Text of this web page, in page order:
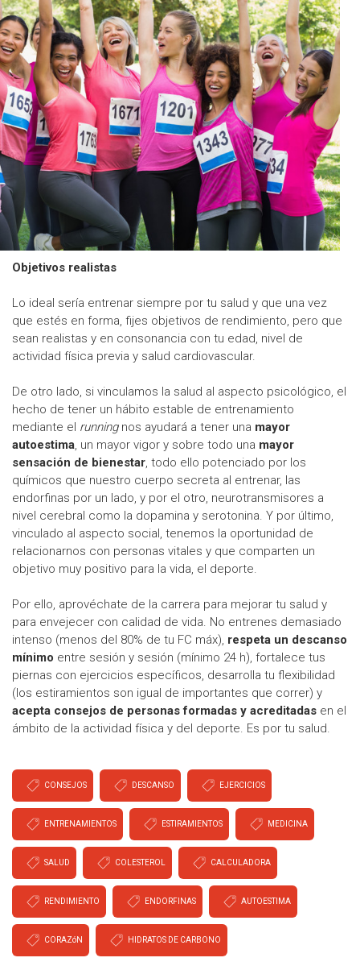
Objetivos realistas
Lo ideal sería entrenar siempre por tu salud y que una vez
que estés en forma, fijes objetivos de rendimiento, pero que
sean realistas y en consonancia con tu edad, nivel de
actividad física previa y salud cardiovascular.
De otro lado, si vinculamos la salud al aspecto psicológico, el
hecho de tener un hábito estable de entrenamiento
mediante el runningnos ayudará a tener una mayor
autoestima, un mayor vigor y sobre todo una mayor
sensación de bienestar, todo ello potenciado por los
químicos que nuestro cuerpo secreta al entrenar, las
endorfinas por un lado, y por el otro, neurotransmisores a
nivel cerebral como la dopamina y serotonina. Y por último,
vinculado al aspecto social, tenemos la oportunidad de
relacionarnos con personas vitales y que comparten un
objetivo muy positivo para la vida, el deporte.
Por ello, aprovéchate de la carrera para mejorar tu salud y
para envejecer con calidad de vida. No entrenes demasiado
intenso (menos del 80% de tu FC máx), respeta un descanso
mínimo entre sesión y sesión (mínimo 24 h), fortalece tus
piernas con ejercicios específicos, desarrolla tu flexibilidad
(los estiramientos son igual de importantes que correr) y
acepta consejos de personas formadas y acreditadas en el
ámbito de la actividad física y del deporte. Es por tu salud.
CONSEJOS DESCANSO EJERCICIOS
ENTRENAMIENTOS ESTIRAMIENTOS MEDICINA
SALUD COLESTEROL CALCULADORA
RENDIMIENTO ENDORFINAS AUTOESTIMA
CORAZóN HIDRATOS DE CARBONO